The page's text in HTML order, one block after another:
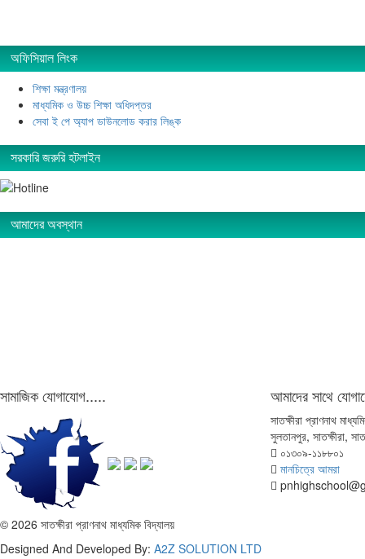
অফিসিয়াল লিংক
শিক্ষা মন্ত্রণালয়
মাধ্যমিক ও উচ্চ শিক্ষা অধিদপ্তর
সেবা ই পে অ্যাপ ডাউনলোড করার লিঙ্ক
সরকারি জরুরি হটলাইন
আমাদের অবস্থান
সামাজিক যোগাযোগ..... আমাদের সাথে
সাতক্ষীরা প্রাণনাথ
সুলতানপুর, সাতক্ষীরা,
০১৩০৯-১১৮৮০১
মানচিত্রে আমরা
© 2026 সাতক্ষীরা প্রাণনাথ মাধ্যমিক বিদ্যালয়
Designed And Developed By: A2Z SOLUTION LTD